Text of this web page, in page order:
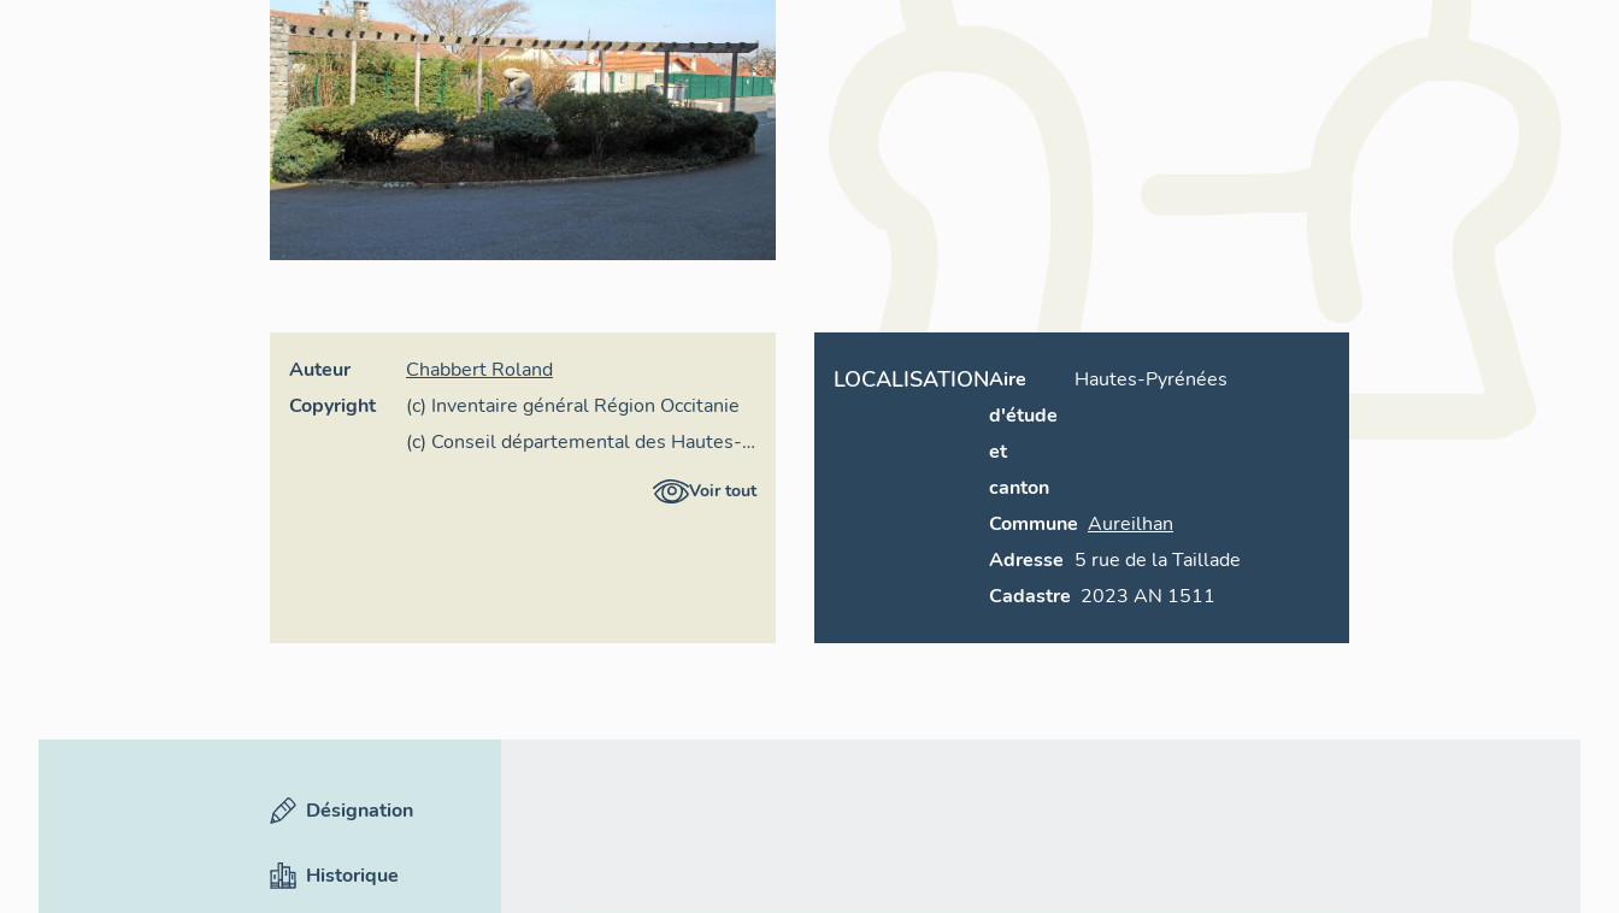
Auteur
Chabbert Roland
Copyright
(c) Inventaire général Région Occitanie
(c) Conseil départemental des Hautes-
Voir tout
LOCALISATIONAire
d'étude
et
canton
Hautes-Pyrénées
Commune Aureilhan
Adresse 5 rue de laTaillade
Cadastre
2023 AN 1511
Désignation
Historique